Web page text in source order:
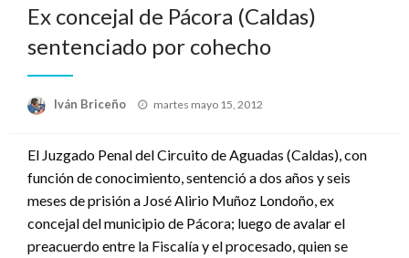
Ex concejal de Pácora (Caldas)
sentenciado por cohecho
Iván Briceño
Publicado
martes mayo 15, 2012
El Juzgado Penal del Circuito de Aguadas (Caldas), con
función de conocimiento, sentenció a dos años y seis
meses de prisión a José Alirio Muñoz Londoño, ex
concejal del municipio de Pácora; luego de avalar el
preacuerdo entre la Fiscalía y el procesado, quien se